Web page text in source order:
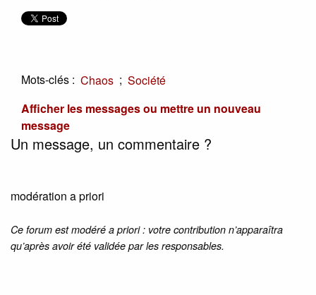
Mots-clés : Chaos ; Société
Afficher les messages ou mettre un nouveau
message
Un message, un commentaire ?
modération a priori
Ce forum est modéré a priori : votre contribution n’apparaîtra
qu’après avoir été validée par les responsables.